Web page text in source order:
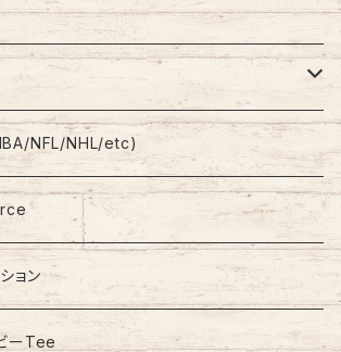
NFL/NHL/etc)
ョン
ーTee